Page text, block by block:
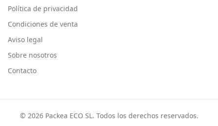
Política de privacidad
Condiciones de venta
Aviso legal
Sobre nosotros
Contacto
© 2026 Packea ECO SL. Todos los derechos reservados.